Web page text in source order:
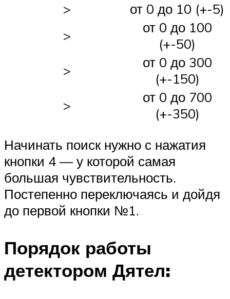
>
от 0 до 10 (+-5)
>
от 0 до 100
(+-50)
>
от 0 до 300
(+-150)
>
от 0 до 700
(+-350)
Начинать поиск нужно с нажатия
кнопки 4 — у которой самая
большая чувствительность.
Постепенно переключаясь и дойдя
до первой кнопки №1.
Порядок работы
детектором Дятел: